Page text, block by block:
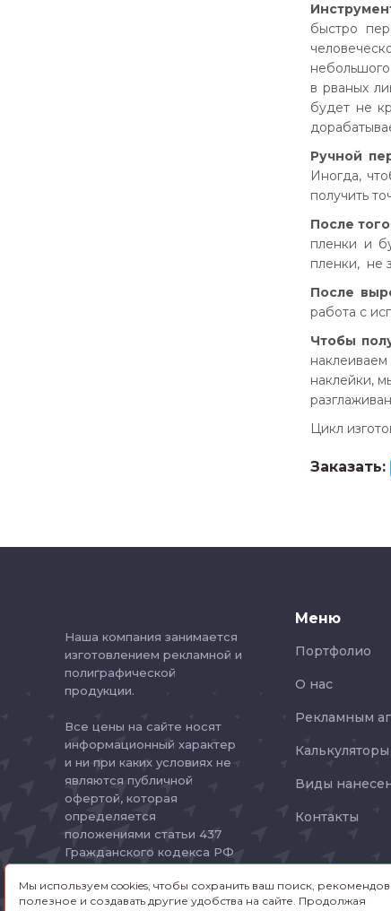
быстро
в рваных
будет не
Ручной
Иногда,
получить
После
пленки и
пленки, не
После
работа с
Чтобы
наклейки,
Цикл
Заказать:
Наша компания занимается
изготовлением рекламной и
полиграфической
продукции.
Все цены на сайте носят
информационный характер
и ни при каких условиях не
являются публичной
офертой, которая
определяется
положениями статьи 437
Гражданского кодекса РФ
Политика
конфиденциальности
Меню
Портфолио
О нас
Рекламным
Калькуляторы
Виды
Контакты
Мы используем cookies, чтобы сохранить ваш поиск,
полезное и создавать другие удобства на сайте. Продолжая